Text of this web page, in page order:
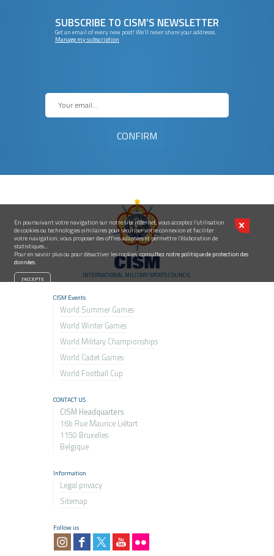
En poursuivant votre navigation sur notre site internet, vous acceptez l’utilisation
de cookies ou technologies similaires pour sécuriser votre connexion et faciliter
votre navigation, vous proposer des offres adaptées et permettre l’élaboration de
statistiques...
Pour en savoir plus ou pour désactiver les cookies,consultez notre politique de protection des
données.
SUBSCRIBE TO CISM’S NEWSLETTER
Get an email of every new post! We’ll never share your addresss.
Manage my subscription
INTERNATIONAL MILITARY SPORTS COUNCIL
CISM Events
World Summer Games
World Winter Games
World Military Championships
World Cadet Games
World Football Cup
CONTACT US
CISM Headquarters
16b Rue Maurice Liétart
1150 Bruxelles
Belgique
Information
Legal privacy
Sitemap
Follow us